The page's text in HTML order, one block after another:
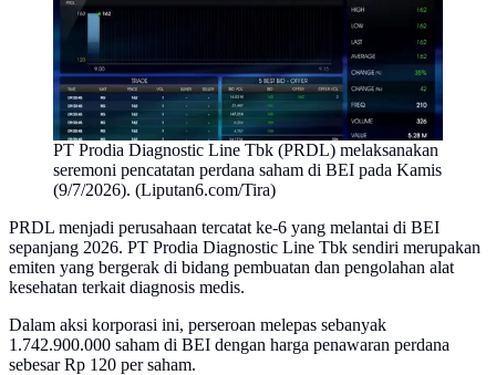
PT Prodia Diagnostic Line Tbk (PRDL) melaksanakan
seremoni pencatatan perdana saham di BEI pada Kamis
(9/7/2026). (Liputan6.com/Tira)
PRDL menjadi perusahaan tercatat ke-6 yang melantai di BEI
sepanjang 2026. PT Prodia Diagnostic Line Tbk sendiri merupakan
emiten yang bergerak di bidang pembuatan dan pengolahan alat
kesehatan terkait diagnosis medis.
Dalam aksi korporasi ini, perseroan melepas sebanyak
1.742.900.000 saham di BEI dengan harga penawaran perdana
sebesar Rp 120 per saham.